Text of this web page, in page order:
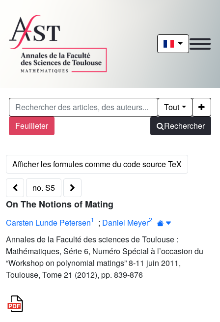
Feuilleter
Tout
Rechercher
no. S5
On The Notions of Mating
Carsten Lunde Petersen1 ; Daniel Meyer2
Annales de la Faculté des sciences de Toulouse :
Mathématiques, Série 6, Numéro Spécial à l’occasion du
“Workshop on polynomial matings” 8-11 juin 2011,
Toulouse, Tome 21 (2012), pp. 839-876